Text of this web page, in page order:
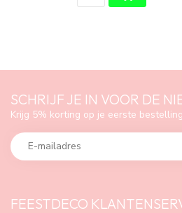
FEESTDECO
SCHRIJF JE IN VOOR DE
Krijg 5% korting op je eerste